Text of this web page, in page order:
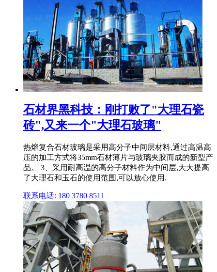
石材界黑科技：刚打败了"大理石瓷
砖",又来一个"大理石玻璃"
热熔复合石材玻璃是采用高分子中间层材料,通过高温高
压的加工方式将35mm石材薄片与玻璃夹胶而成的新型产
品。 3、采用耐高温的高分子材料作为中间层,大大提高
了大理石和玉石的使用范围,可以放心使用.
联系电话: 180 3780 8511